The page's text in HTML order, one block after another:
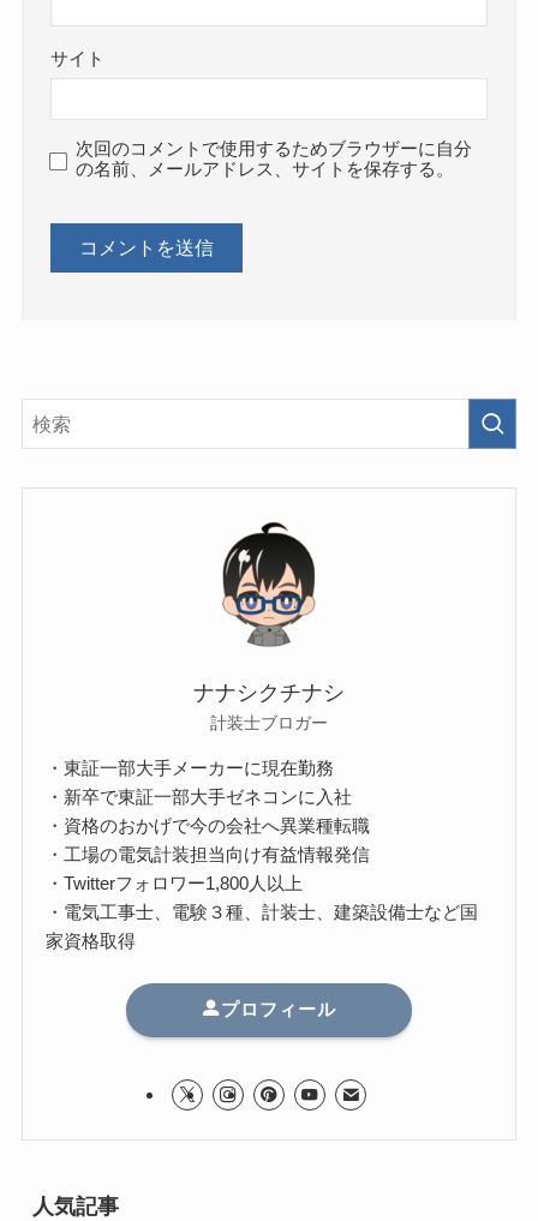
サイト
次回のコメントで使用するためブラウザーに自分
の名前、メールアドレス、サイトを保存する。
ナナシクチナシ
計装士ブロガー
・東証一部大手メーカーに現在勤務
・新卒で東証一部大手ゼネコンに入社
・資格のおかげで今の会社へ異業種転職
・工場の電気計装担当向け有益情報発信
・Twitterフォロワー1,800人以上
・電気工事士、電験３種、計装士、建築設備士など国
家資格取得
プロフィール
人気記事